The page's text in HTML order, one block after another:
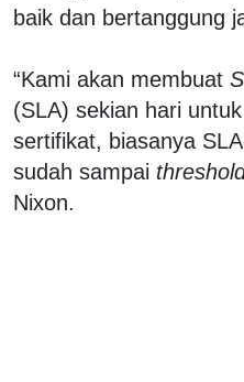
baik dan bertanggung
“Kami akan membuat
(SLA) sekian hari
sertifikat, biasanya
sudah sampai
Nixon.